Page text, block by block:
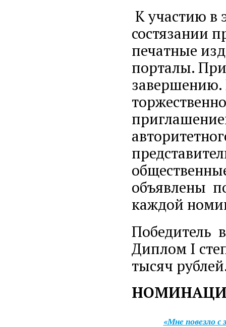
К участию в
состязании
печатные
порталы.
завершению.
объявлены
каждой
Победитель
Диплом I
тысяч
«Мне повезло